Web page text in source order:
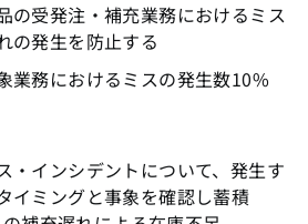
の受発注・補充業務におけるミス
の発生を防止する
業務におけるミスの発生数10%
・インシデントについて、発生す
イミングと事象を確認し蓄積